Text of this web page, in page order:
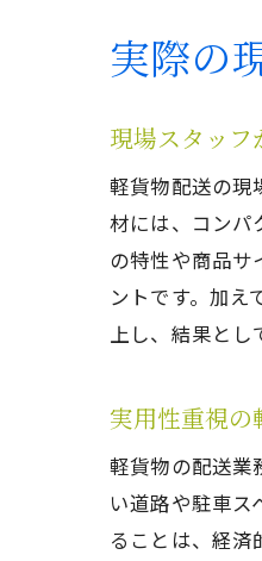
実際の
現場スタッ
軽貨物配送の現
材には、コンパ
の特性や商品サ
ントです。加え
上し、結果とし
実用性重視
軽貨物の配送業
い道路や駐車ス
ることは、経